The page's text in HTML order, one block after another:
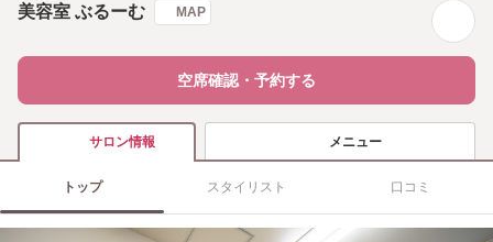
美容室 ぶるーむ MAP
空席確認・予約する
サロン情報 メニュー
トップ スタイリスト 口コミ